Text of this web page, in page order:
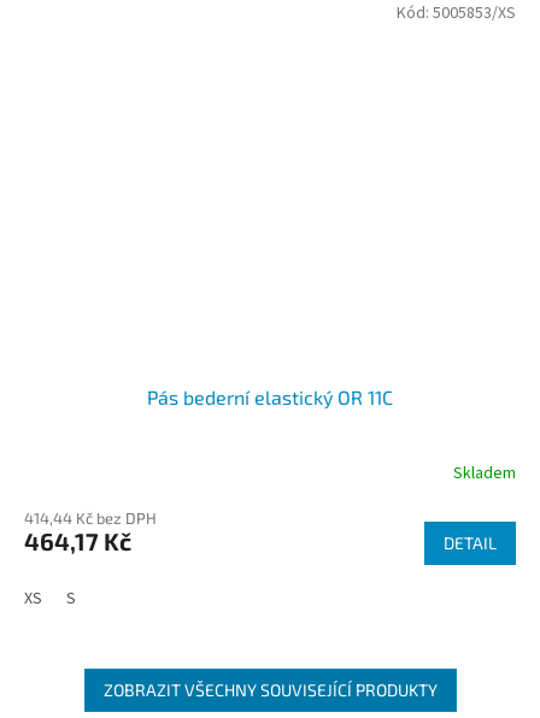
Pás bederní elastický OR 11C
Skladem
414,44 Kč bez DPH
464,17 Kč DETAIL
XS S
Kód: 5005853/XS
ZOBRAZIT VŠECHNY SOUVISEJÍCÍ PRODUKTY